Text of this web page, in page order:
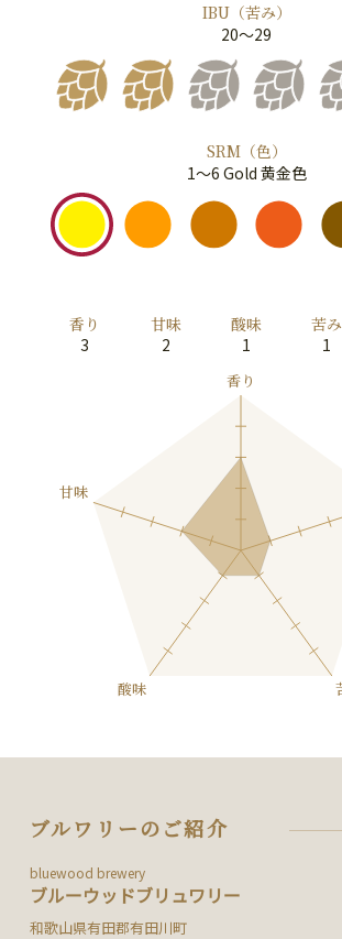
IBU（苦み）
20～29
SRM（色）
1～6 Gold 黄金色
香り
3
甘味
2
酸味
1
苦み
1
ブルワリーのご紹介
bluewood brewery
ブルーウッドブリュワリー
和歌山県有田郡有田川町